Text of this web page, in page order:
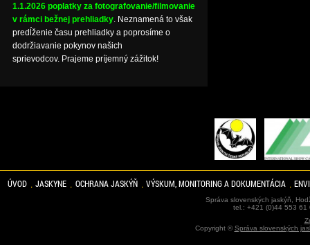
1.1.2026 poplatky za fotografovanie/filmovanie
v rámci bežnej prehliadky. Neznamená to však
predĺženie času prehliadky a poprosíme o
dodržiavanie pokynov našich
sprievodcov. Prajeme príjemný zážitok!
ÚVOD JASKYNE OCHRANA JASKÝŇ VÝSKUM, MONITORING A DOKUMENTÁCIA
Správa slovenských jaskýň,
tel.: +421 (0)44 553
Copyright ©Správa slovenských